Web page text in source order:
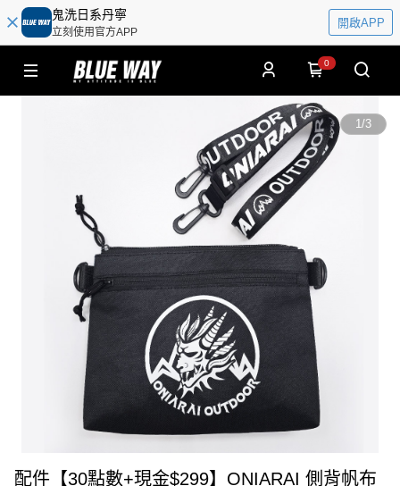
鬼洗日系丹寧
立刻使用官方APP
開啟APP
0
1/3
配件【30點數+現金$299】ONIARAI 側背帆布